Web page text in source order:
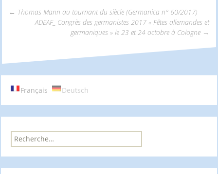
Navigation
des
articles
← Thomas Mann au tournant du siècle (Germanica n° 60/2017)
ADEAF_ Congrès des germanistes 2017 « Fêtes allemandes et
germaniques » le 23 et 24 octobre à Cologne →
Français Deutsch
R
e